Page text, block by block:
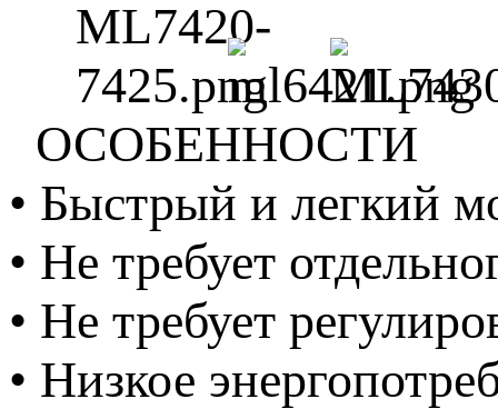
ОСОБЕННОСТИ
• Быстрый и легкий
• Не требует
• Не требует
• Низкое